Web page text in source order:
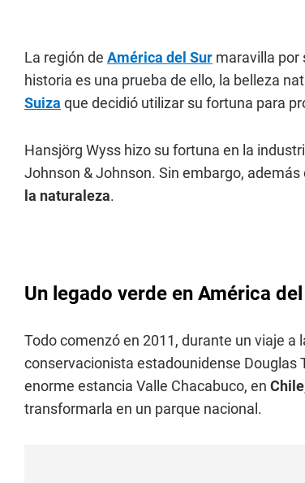
La región de América del Sur maravilla por
historia es una prueba de ello, la belleza
Suiza que decidió utilizar su fortuna para
Hansjörg Wyss hizo su fortuna en la
Johnson & Johnson. Sin embargo,
la naturaleza.
Un legado verde en América
Todo comenzó en 2011, durante un viaje
conservacionista estadounidense Douglas
enorme estancia Valle Chacabuco, en Chile
transformarla en un parque nacional.